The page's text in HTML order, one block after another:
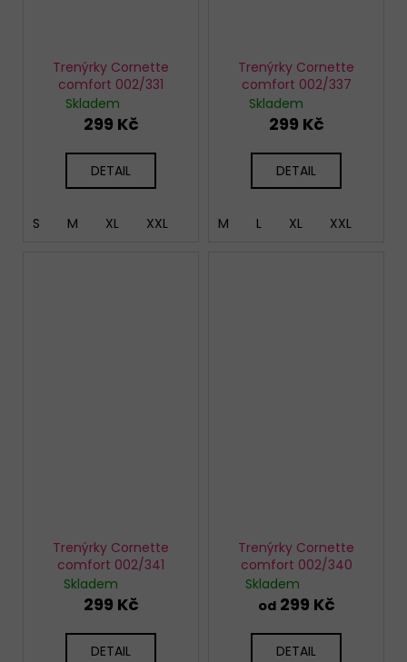
Trenýrky Cornette
comfort 002/331
Skladem
299 Kč
DETAIL
S M XL XXL
Trenýrky Cornette
comfort 002/337
Skladem
299 Kč
DETAIL
M L XL XXL
Trenýrky Cornette
comfort 002/341
Skladem
299 Kč
DETAIL
Trenýrky Cornette
comfort 002/340
Skladem
od299 Kč
DETAIL